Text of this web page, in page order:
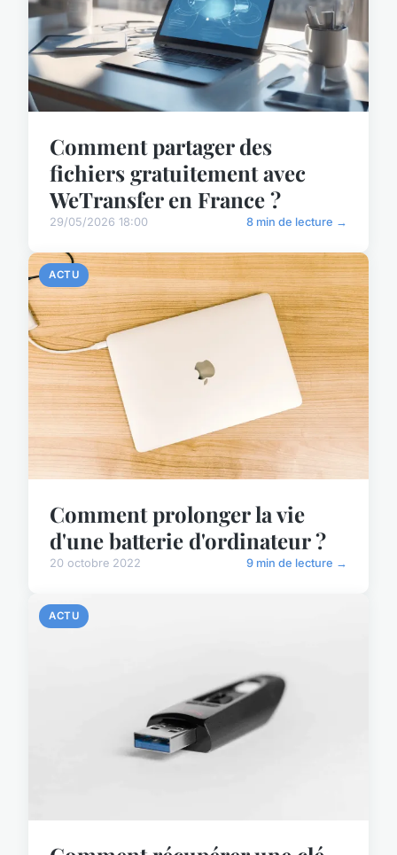
Comment partager des
fichiers gratuitement avec
WeTransfer en France ?
29/05/2026 18:00 8 min de lecture →
ACTU
Comment prolonger la vie
d'une batterie d'ordinateur ?
20 octobre 2022 9 min de lecture →
ACTU